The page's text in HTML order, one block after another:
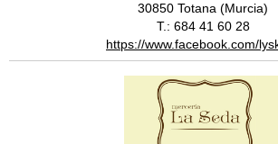
30850 Totana (Murcia)
T.: 684 41 60 28
https://www.facebook.com/